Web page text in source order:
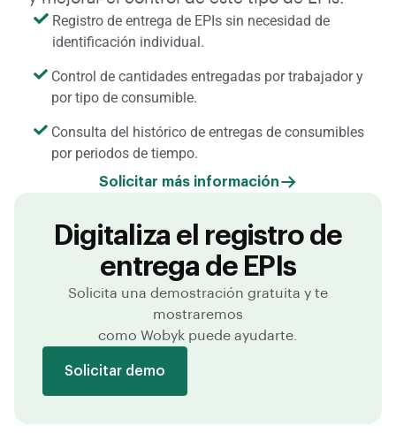
Registro de entrega de EPIs sin necesidad de
identificación individual.
Control de cantidades entregadas por trabajador y
por tipo de consumible.
Consulta del histórico de entregas de consumibles
por periodos de tiempo.
Solicitar más información
Digitaliza el registro de
entrega de EPIs
Solicita una demostración gratuita y te
mostraremos
como Wobyk puede ayudarte.
Solicitar demo